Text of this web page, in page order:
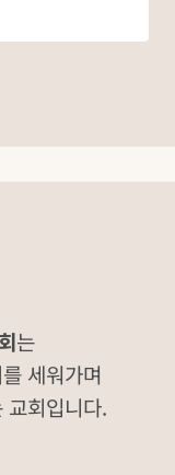
는
세워가며
교회입니다.